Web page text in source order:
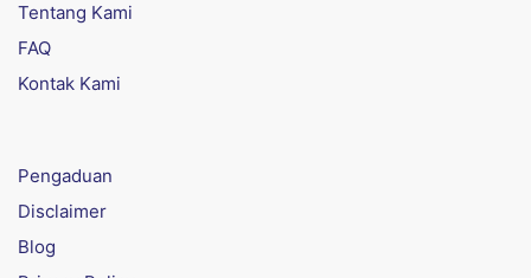
Tentang Kami
FAQ
Kontak Kami
Pengaduan
Disclaimer
Blog